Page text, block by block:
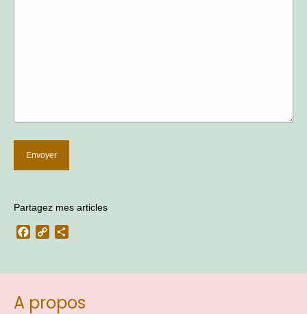
Partagez mes articles
Facebook
Copy
A propos